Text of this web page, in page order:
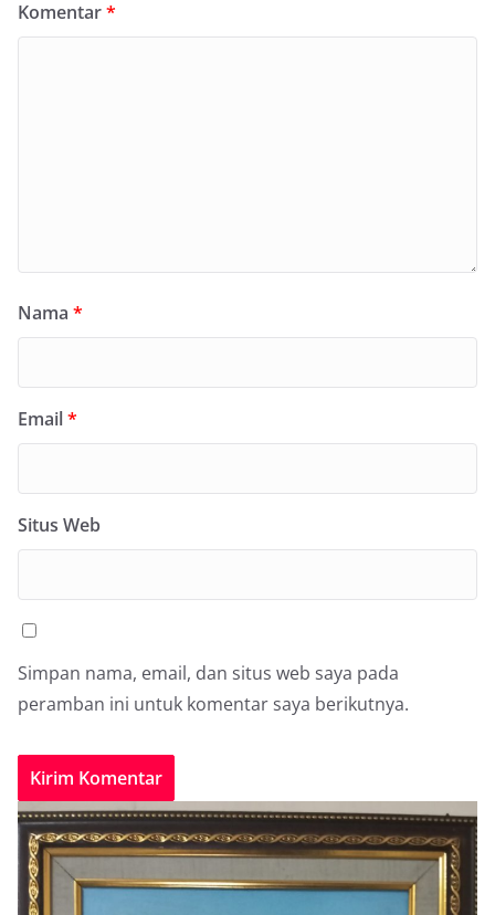
Komentar*
Nama *
Email*
Situs Web
Simpan nama, email, dan situs web saya pada
peramban ini untuk komentar saya berikutnya.